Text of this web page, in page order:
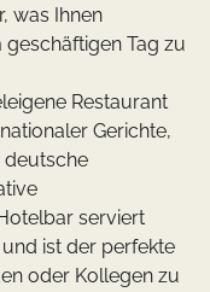
was Ihnen
Tag zu
Restaurant
Gerichte,
serviert
ist der perfekte
oder Kollegen zu